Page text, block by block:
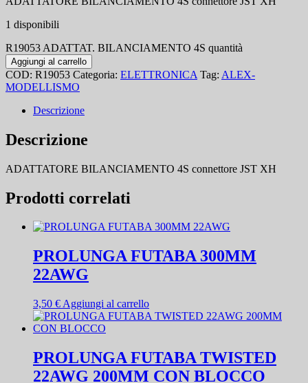
1 disponibili
R19053 ADATTAT. BILANCIAMENTO 4S quantità
Aggiungi al carrello
COD: R19053 Categoria: ELETTRONICA Tag: ALEX-
MODELLISMO
Descrizione
Descrizione
ADATTATORE BILANCIAMENTO 4S connettore JST XH
Prodotti correlati
PROLUNGA FUTABA 300MM
22AWG
3,50 € Aggiungi al carrello
PROLUNGA FUTABA TWISTED
22AWG 200MM CON BLOCCO